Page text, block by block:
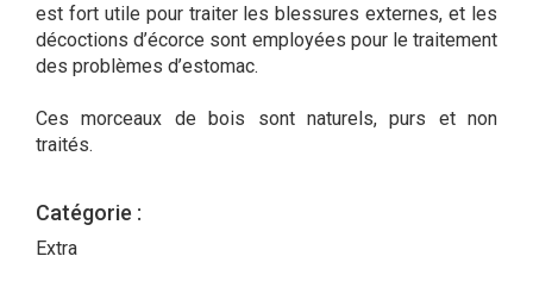
est fort utile pour traiter les blessures externes, et les
décoctions d’écorce sont employées pour le traitement
des problèmes d’estomac.
Ces morceaux de bois sont naturels, purs et non
traités.
Catégorie :
Extra